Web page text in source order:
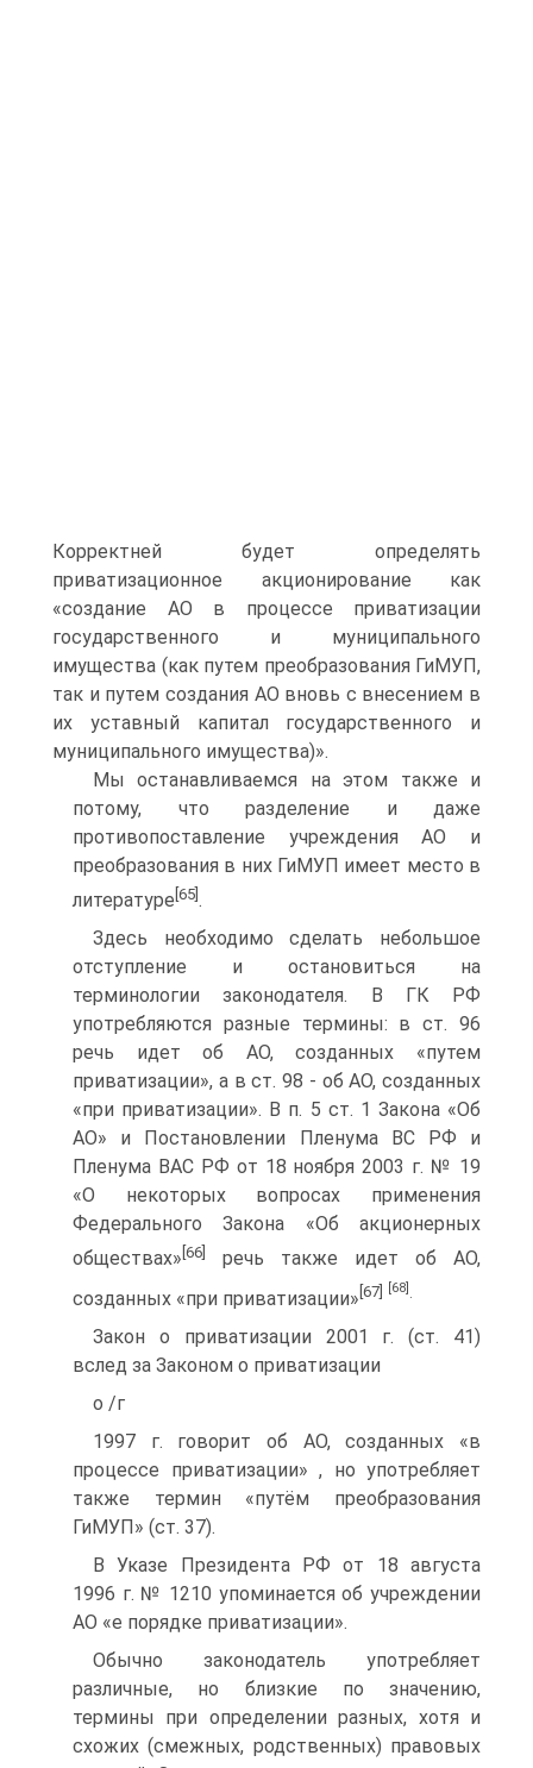
Корректней будет определять
приватизационное акционирование как
«создание АО в процессе приватизации
государственного и муниципального
имущества (как путем преобразования ГиМУП,
так и путем создания АО вновь с внесением в
их уставный капитал государственного и
муниципального имущества)».
Мы останавливаемся на этом также и
потому, что разделение и даже
противопоставление учреждения АО и
преобразования в них ГиМУП имеет место в
литературе [65].
Здесь необходимо сделать небольшое
отступление и остановиться на
терминологии законодателя. В ГК РФ
употребляются разные термины: в ст. 96
речь идет об АО, созданных «путем
приватизации», а в ст. 98 - об АО, созданных
«при приватизации». В п. 5 ст. 1 Закона «Об
АО» и Постановлении Пленума BC РФ и
Пленума ВАС РФ от 18 ноября 2003 г. № 19
«О некоторых вопросах применения
Федерального Закона «Об акционерных
обществах» [66]
речь также идет об АО,
созданных «при приватизации» [67] [68]
Закон о приватизации 2001 г. (ст. 41)
вслед за Законом о приватизации
о /г
1997 г. говорит об АО, созданных «в
процессе приватизации» , но употребляет
также термин «путём преобразования
ГиМУП» (ст. 37).
В Указе Президента РФ от 18 августа
1996 г. № 1210 упоминается об учреждении
АО «е порядке приватизации».
Обычно законодатель употребляет
различные, но близкие по значению,
термины при определении разных, хотя и
схожих (смежных, родственных) правовых